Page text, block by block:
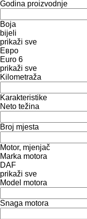
Godina proizvodnje
Boja
bijeli
prikaži sve
Евро
Euro 6
prikaži sve
Kilometraža
Karakteristike
Neto težina
Broj mjesta
Motor, mjenjač
Marka motora
DAF
prikaži sve
Model motora
Snaga motora